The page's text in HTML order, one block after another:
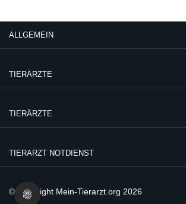
ALLGEMEIN
TIERÄRZTE
TIERÄRZTE
TIERARZT NOTDIENST
© Copyright Mein-Tierarzt.org 2026